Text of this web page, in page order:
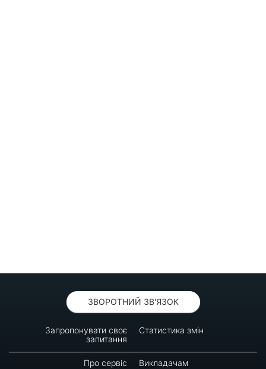
ЗВОРОТНИЙ ЗВ'ЯЗОК
Запропонувати своє
запитання
Статистика змін
Про сервіс Викладачам